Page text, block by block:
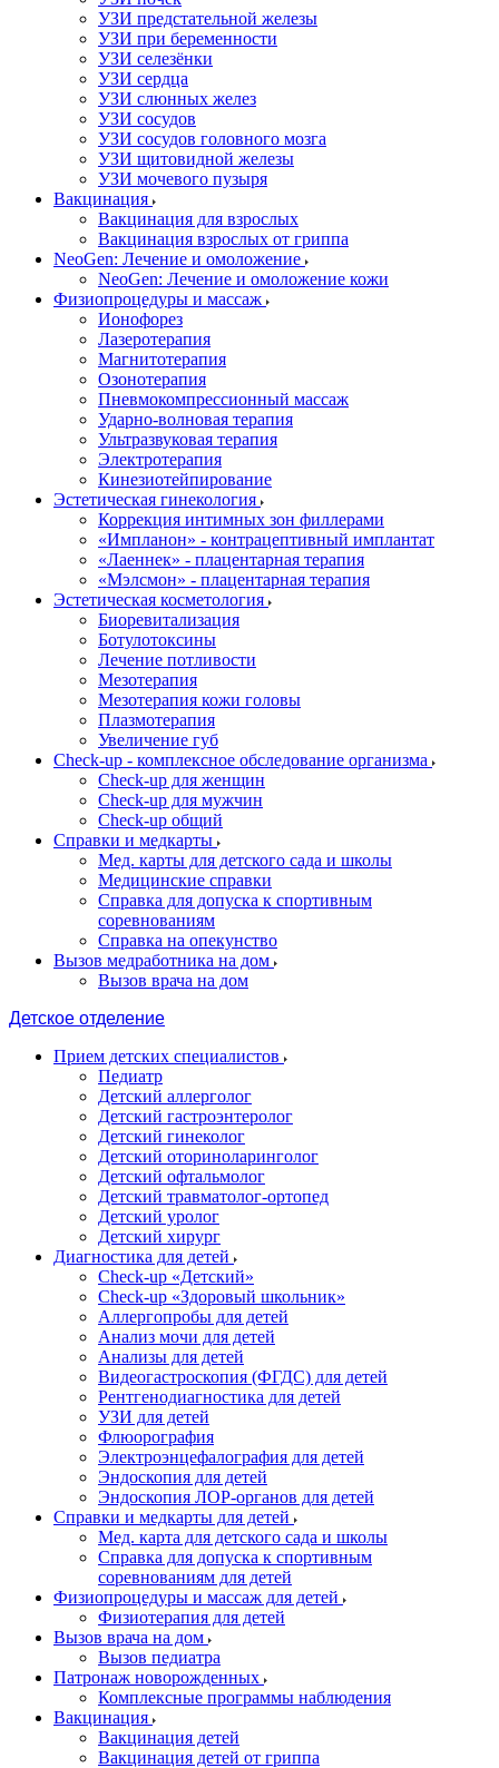
УЗИ предстательной железы
УЗИ при беременности
УЗИ селезёнки
УЗИ сердца
УЗИ слюнных желез
УЗИ сосудов
УЗИ сосудов головного мозга
УЗИ щитовидной железы
УЗИ мочевого пузыря
Вакцинация
Вакцинация для взрослых
Вакцинация взрослых от гриппа
NeoGen: Лечение и омоложение
NeoGen: Лечение и омоложение кожи
Физиопроцедуры и массаж
Ионофорез
Лазеротерапия
Магнитотерапия
Озонотерапия
Пневмокомпрессионный массаж
Ударно-волновая терапия
Ультразвуковая терапия
Электротерапия
Кинезиотейпирование
Эстетическая гинекология
Коррекция интимных зон филлерами
«Импланон» - контрацептивный имплантат
«Лаеннек» - плацентарная терапия
«Мэлсмон» - плацентарная терапия
Эстетическая косметология
Биоревитализация
Ботулотоксины
Лечение потливости
Мезотерапия
Мезотерапия кожи головы
Плазмотерапия
Увеличение губ
Check-up - комплексное обследование организма
Check-up для женщин
Check-up для мужчин
Check-up общий
Справки и медкарты
Мед. карты для детского сада и школы
Медицинские справки
Справка для допуска к спортивным
соревнованиям
Справка на опекунство
Вызов медработника на дом
Вызов врача на дом
Детское отделение
Прием детских специалистов
Педиатр
Детский аллерголог
Детский гастроэнтеролог
Детский гинеколог
Детский оториноларинголог
Детский офтальмолог
Детский травматолог-ортопед
Детский уролог
Детский хирург
Диагностика для детей
Check-up «Детский»
Check-up «Здоровый школьник»
Аллергопробы для детей
Анализ мочи для детей
Анализы для детей
Видеогастроскопия (ФГДС) для детей
Рентгенодиагностика для детей
УЗИ для детей
Флюорография
Электроэнцефалография для детей
Эндоскопия для детей
Эндоскопия ЛОР-органов для детей
Справки и медкарты для детей
Мед. карта для детского сада и школы
Справка для допуска к спортивным
соревнованиям для детей
Физиопроцедуры и массаж для детей
Физиотерапия для детей
Вызов врача на дом
Вызов педиатра
Патронаж новорожденных
Комплексные программы наблюдения
Вакцинация
Вакцинация детей
Вакцинация детей от гриппа